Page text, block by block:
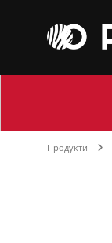
Продукти